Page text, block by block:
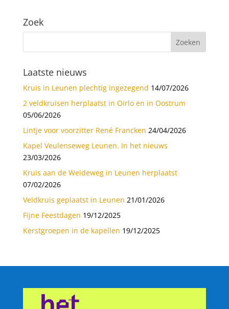
Zoek
Laatste nieuws
Kruis in Leunen plechtig ingezegend 14/07/2026
2 veldkruisen herplaatst in Oirlo en in Oostrum
05/06/2026
Lintje voor voorzitter René Francken 24/04/2026
Kapel Veulenseweg Leunen. In het nieuws
23/03/2026
Kruis aan de Weideweg in Leunen herplaatst
07/02/2026
Veldkruis geplaatst in Leunen 21/01/2026
Fijne Feestdagen 19/12/2025
Kerstgroepen in de kapellen 19/12/2025